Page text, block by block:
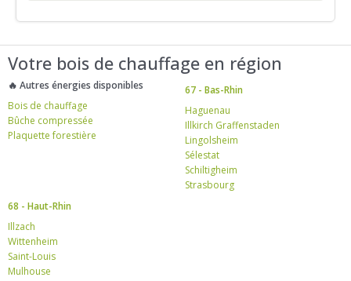
Votre bois de chauffage en région
🔥 Autres énergies disponibles
Bois de chauffage
Bûche compressée
Plaquette forestière
67 - Bas-Rhin
Haguenau
Illkirch Graffenstaden
Lingolsheim
Sélestat
Schiltigheim
Strasbourg
68 - Haut-Rhin
Illzach
Wittenheim
Saint-Louis
Mulhouse